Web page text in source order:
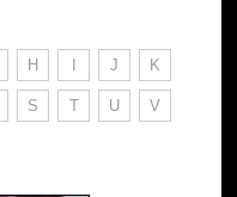
H I J K
S T U V